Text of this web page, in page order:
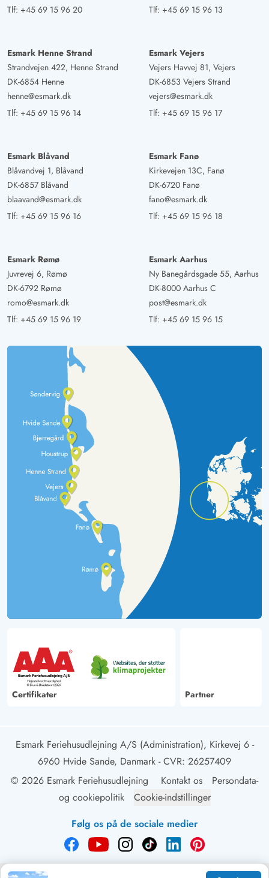
Tlf: +45 69 15 96 20
Tlf: +45 69 15 96 13
Esmark Henne Strand
Strandvejen 422, Henne Strand
DK-6854 Henne
henne@esmark.dk
Tlf: +45 69 15 96 14
Esmark Vejers
Vejers Havvej 81, Vejers
DK-6853 Vejers Strand
vejers@esmark.dk
Tlf: +45 69 15 96 17
Esmark Blåvand
Blåvandvej 1, Blåvand
DK-6857 Blåvand
blaavand@esmark.dk
Tlf: +45 69 15 96 16
Esmark Fanø
Kirkevejen 13C, Fanø
DK-6720 Fanø
fano@esmark.dk
Tlf: +45 69 15 96 18
Esmark Rømø
Juvrevej 6, Rømø
DK-6792 Rømø
romo@esmark.dk
Tlf: +45 69 15 96 19
Esmark Aarhus
Ny Banegårdsgade 55, Aarhus
DK-8000 Aarhus C
post@esmark.dk
Tlf: +45 69 15 96 15
Certifikater Partner
Esmark Feriehusudlejning A/S (Administration), Kirkevej 6 -
6960 Hvide Sande, Danmark - CVR: 26257409
© 2026 Esmark Feriehusudlejning
Kontakt os
Persondata-
og cookiepolitik
Cookie-indstillinger
Følg os på de sociale medier